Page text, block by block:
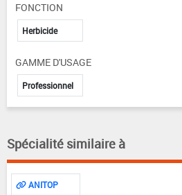
FONCTION
Herbicide
GAMME D'USAGE
Professionnel
Spécialité similaire à
ANITOP